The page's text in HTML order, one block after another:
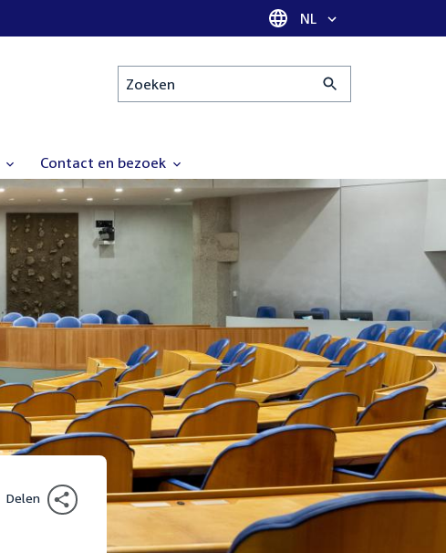
Taal selectie
NL
Zoeken
Contact en bezoek
Delen